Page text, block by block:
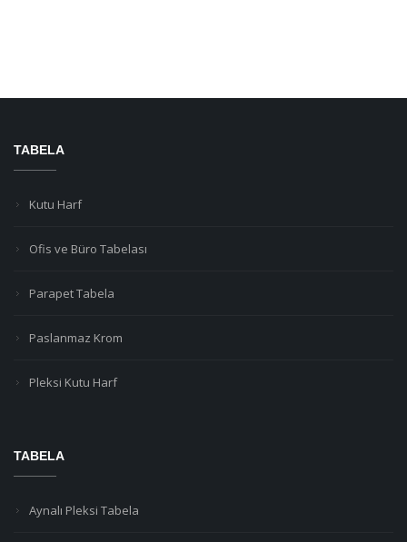
TABELA
Kutu Harf
Ofis ve Büro Tabelası
Parapet Tabela
Paslanmaz Krom
Pleksi Kutu Harf
TABELA
Aynalı Pleksi Tabela